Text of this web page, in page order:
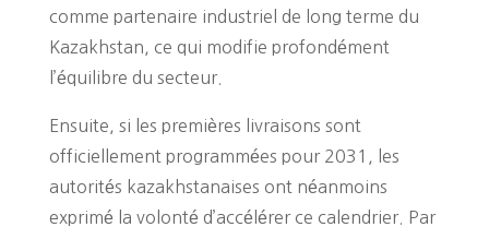
comme partenaire industriel de long terme du
Kazakhstan, ce qui modifie profondément
l’équilibre du secteur.
Ensuite, si les premières livraisons sont
officiellement programmées pour 2031, les
autorités kazakhstanaises ont néanmoins
exprimé la volonté d’accélérer ce calendrier. Par